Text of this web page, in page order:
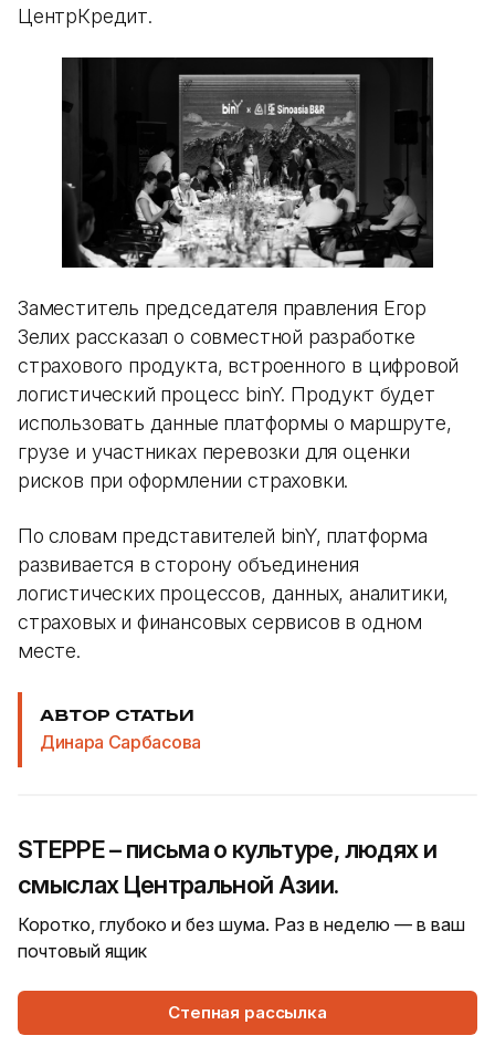
ЦентрКредит.
Заместитель председателя правления Егор
Зелих рассказал о совместной разработке
страхового продукта, встроенного в цифровой
логистический процесс binY. Продукт будет
использовать данные платформы о маршруте,
грузе и участниках перевозки для оценки
рисков при оформлении страховки.
По словам представителей binY, платформа
развивается в сторону объединения
логистических процессов, данных, аналитики,
страховых и финансовых сервисов в одном
месте.
АВТОР СТАТЬИ
Динара Сарбасова
STEPPE – письма о культуре, людях и
смыслах Центральной Азии.
Коротко, глубоко и без шума. Раз в неделю — в ваш
почтовый ящик
Степная рассылка